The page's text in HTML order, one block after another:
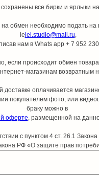
все бирки и ярлыки
на обмен необходимо подать на
le lei.studio@mail.ru,
нам в Whats app + 7 952
если происходит обмен
магазинам
оплачивается
покупателем фото, или
браку можно в
оферте, размещенной на
с пунктом 4 ст. 26.1
РФ «О защите прав